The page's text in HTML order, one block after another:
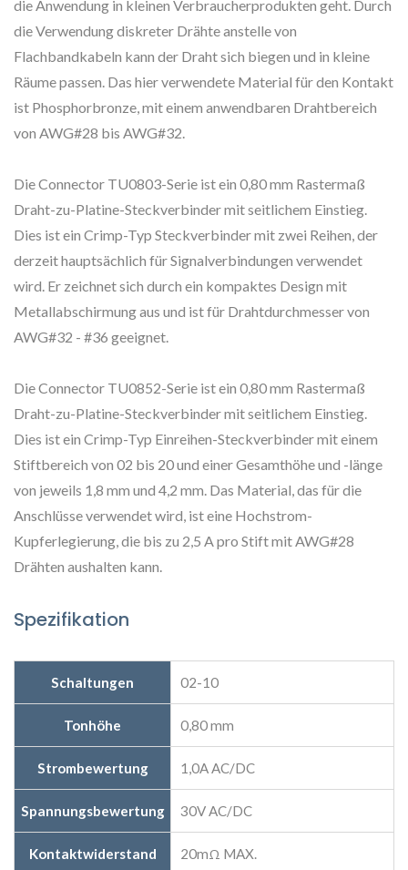
die Anwendung in kleinen Verbraucherprodukten geht. Durch
die Verwendung diskreter Drähte anstelle von
Flachbandkabeln kann der Draht sich biegen und in kleine
Räume passen. Das hier verwendete Material für den Kontakt
ist Phosphorbronze, mit einem anwendbaren Drahtbereich
von AWG#28 bis AWG#32.
Die Connector TU0803-Serie ist ein 0,80 mm Rastermaß
Draht-zu-Platine-Steckverbinder mit seitlichem Einstieg.
Dies ist ein Crimp-Typ Steckverbinder mit zwei Reihen, der
derzeit hauptsächlich für Signalverbindungen verwendet
wird. Er zeichnet sich durch ein kompaktes Design mit
Metallabschirmung aus und ist für Drahtdurchmesser von
AWG#32 - #36 geeignet.
Die Connector TU0852-Serie ist ein 0,80 mm Rastermaß
Draht-zu-Platine-Steckverbinder mit seitlichem Einstieg.
Dies ist ein Crimp-Typ Einreihen-Steckverbinder mit einem
Stiftbereich von 02 bis 20 und einer Gesamthöhe und -länge
von jeweils 1,8 mm und 4,2 mm. Das Material, das für die
Anschlüsse verwendet wird, ist eine Hochstrom-
Kupferlegierung, die bis zu 2,5 A pro Stift mit AWG#28
Drähten aushalten kann.
Spezifikation
Schaltungen 02-10
Tonhöhe 0,80 mm
Strombewertung 1,0A AC/DC
Spannungsbewertung 30V AC/DC
Kontaktwiderstand 20mΩ MAX.